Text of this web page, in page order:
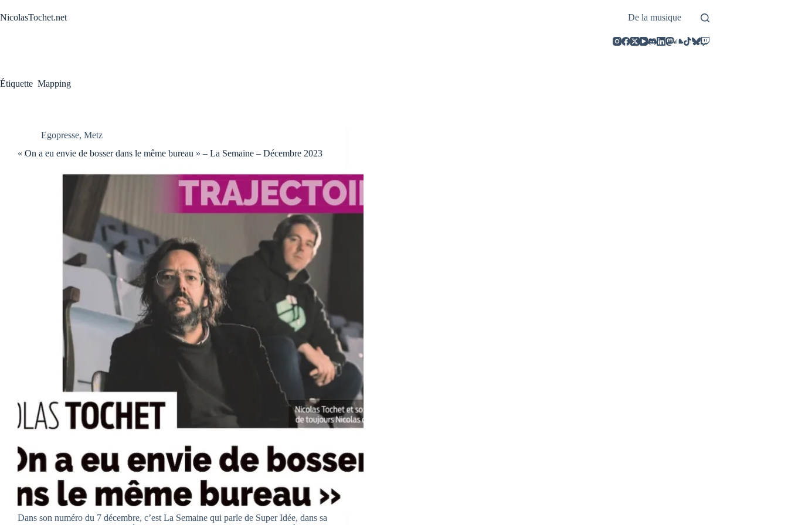
au
NicolasTochet.net De la musique
Étiquette Mapping
Egopresse, Metz
« On a eu envie de bosser dans le même bureau » – La Semaine – Décembre 2023
Dans son numéro du 7 décembre, c’est La Semaine qui parle de Super Idée, dans sa